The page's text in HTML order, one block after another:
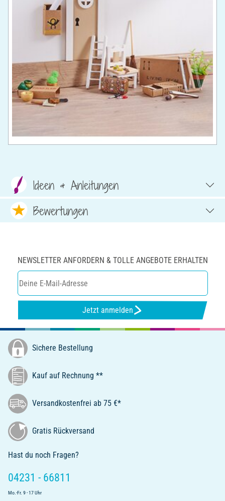
Ideen & Anleitungen
Bewertungen
NEWSLETTER ANFORDERN & TOLLE ANGEBOTE ERHALTEN
Jetzt anmelden
Sichere Bestellung
Kauf auf Rechnung **
Versandkostenfrei ab 75 €*
Gratis Rückversand
Hast du noch Fragen?
04231 - 66811
Mo.-Fr. 9 - 17 Uhr